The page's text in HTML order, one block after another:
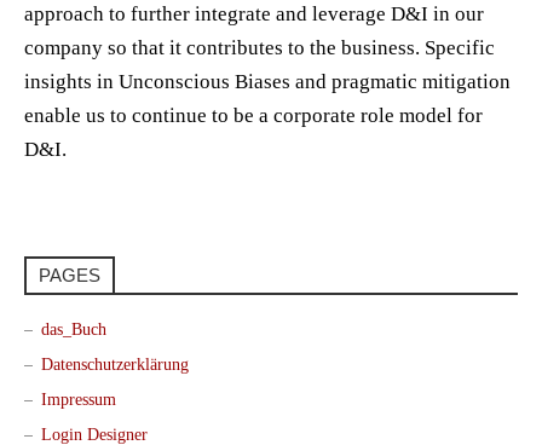
approach to further integrate and leverage D&I in our
company so that it contributes to the business. Specific
insights in Unconscious Biases and pragmatic mitigation
enable us to continue to be a corporate role model for
D&I.
PAGES
das_Buch
Datenschutzerklärung
Impressum
Login Designer